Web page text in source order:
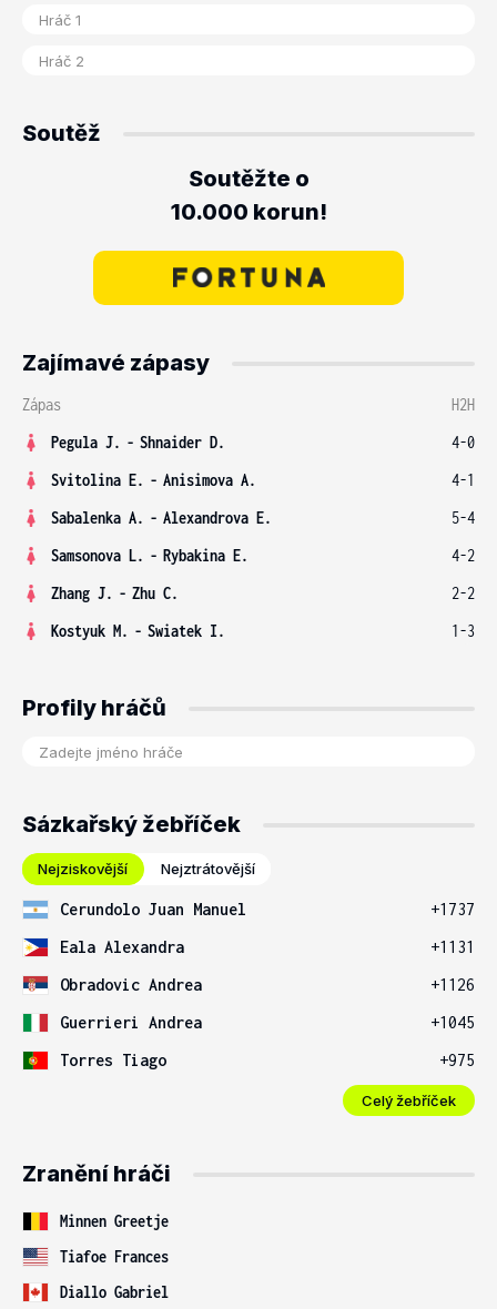
Soutěž
Soutěžte o
10.000 korun!
Zajímavé zápasy
Zápas
H2H
Pegula J. - Shnaider D.
4-0
Svitolina E. - Anisimova A.
4-1
Sabalenka A. - Alexandrova E.
5-4
Samsonova L. - Rybakina E.
4-2
Zhang J. - Zhu C.
2-2
Kostyuk M. - Swiatek I. 1-3
Profily hráčů
Sázkařský žebříček
Nejziskovější Nejztrátovější
Cerundolo Juan Manuel
+1737
Eala Alexandra
+1131
Obradovic Andrea
+1126
Guerrieri Andrea
+1045
Torres Tiago
+975
Celý žebříček
Zranění hráči
Minnen Greetje
Tiafoe Frances
Diallo Gabriel